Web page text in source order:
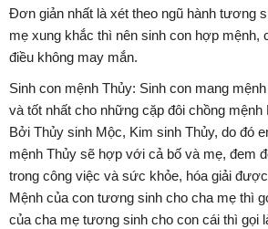
Đơn giản nhất là xét theo ngũ hành tương
mẹ xung khắc thì nên sinh con hợp mệnh,
điều không may mắn.
Sinh con mệnh Thủy: Sinh con mang
và tốt nhất cho những cặp đôi chồng
Bởi Thủy sinh Mộc, Kim sinh Thủy, do đó
mệnh Thủy sẽ hợp với cả bố và mẹ, đem
trong công việc và sức khỏe, hóa giải
Mệnh của con tương sinh cho cha mẹ thì
của cha mẹ tương sinh cho con cái thì gọi